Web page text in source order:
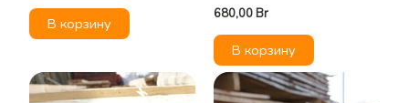
В корзину
680,00Br
В корзину